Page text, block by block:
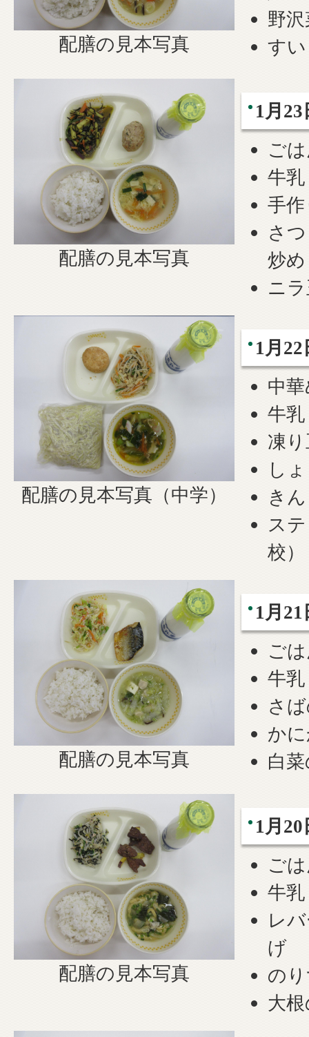
配膳の見本写真
野
す
配膳の見本写真
1月23
ご
牛乳
手
さ
炒め
ニ
配膳の見本写真（中学）
1月22
中
牛乳
凍
し
き
ス
校）
配膳の見本写真
1月21
ご
牛乳
さ
か
白
配膳の見本写真
1月20
ご
牛乳
レ
げ
の
大